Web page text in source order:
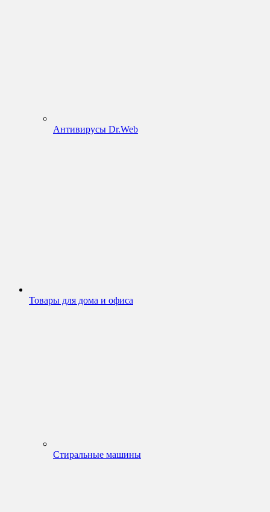
Антивирусы Dr.Web
Товары для дома и офиса
Стиральные машины